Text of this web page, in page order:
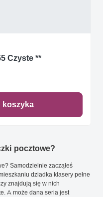
Czyste **
koszyka
pocztowe?
Samodzielnie zacząłeś
dziadka klasery pełne
znajdują się w nich
A może dana seria jest